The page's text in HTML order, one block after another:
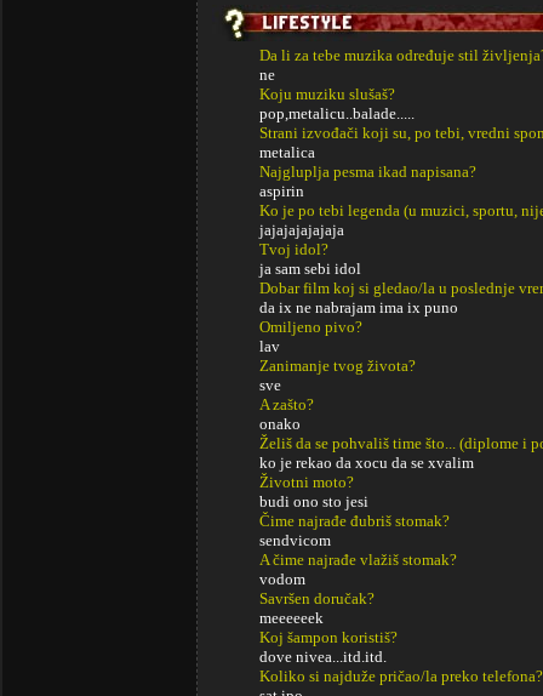
Da li za tebe muzika određuje stil
ne
Koju muziku slušaš?
pop,metalicu..balade.....
Strani izvođači koji su, po tebi, vredni
metalica
Najgluplja pesma ikad napisana?
aspirin
Ko je po tebi legenda (u muzici, sportu,
jajajajajajaja
Tvoj idol?
ja sam sebi idol
Dobar film koj si gledao/la u poslednje
da ix ne nabrajam ima ix puno
Omiljeno pivo?
lav
Zanimanje tvog života?
sve
A zašto?
onako
Želiš da se pohvališ time što... (diplome i
ko je rekao da xocu da se xvalim
Životni moto?
budi ono sto jesi
Čime najrađe đubriš stomak?
sendvicom
A čime najrađe vlažiš stomak?
vodom
Savršen doručak?
meeeeeek
Koj šampon koristiš?
dove nivea...itd.itd.
Koliko si najduže pričao/la preko telefona?